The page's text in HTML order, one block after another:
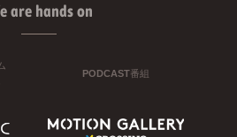
are hands on
PODCAST番組